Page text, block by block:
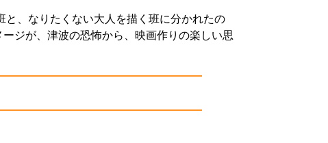
と、なりたくない大人を描く班に分かれたの
ジが、津波の恐怖から、映画作りの楽しい思